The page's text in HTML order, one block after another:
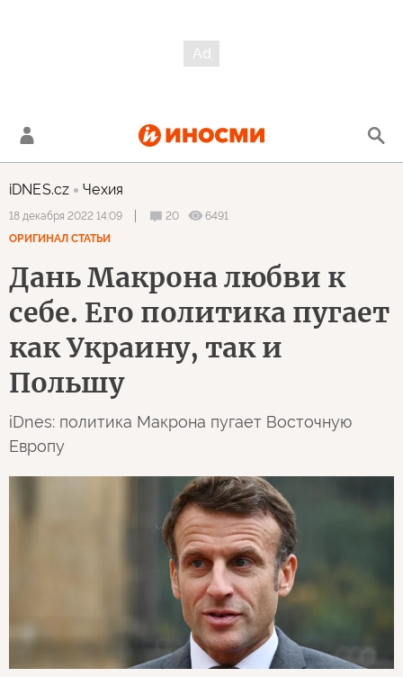
iDNES.cz Чехия
18 декабря 2022 14:09 20
6491
ОРИГИНАЛ СТАТЬИ
Дань Макрона любви к
себе. Его политика пугает
как Украину, так и
Польшу
iDnes: политика Макрона пугает Восточную
Европу